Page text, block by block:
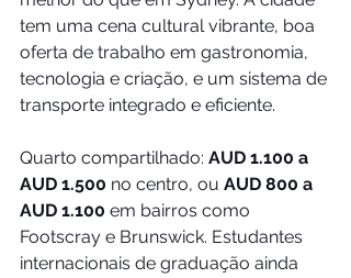
tem uma cena cultural vibrante, boa
oferta de trabalho em gastronomia,
tecnologia e criação, e um sistema de
transporte integrado e eficiente.
Quarto compartilhado: AUD 1.100 a
AUD 1.500 no centro, ou AUD 800 a
AUD 1.100 em bairros como
Footscray e Brunswick. Estudantes
internacionais de graduação ainda